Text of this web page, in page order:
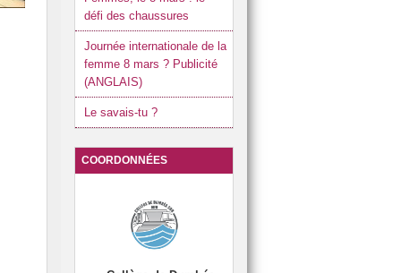
»
LA FEMME : 8 mars
défi des chaussures
Journée internationale de la
femme 8 mars ? Publicité
(ANGLAIS)
Le savais-tu ?
COORDONNÉES